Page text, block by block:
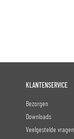
KLANTENSERVICE
Bezorgen
Downloads
Veelgestelde vragen